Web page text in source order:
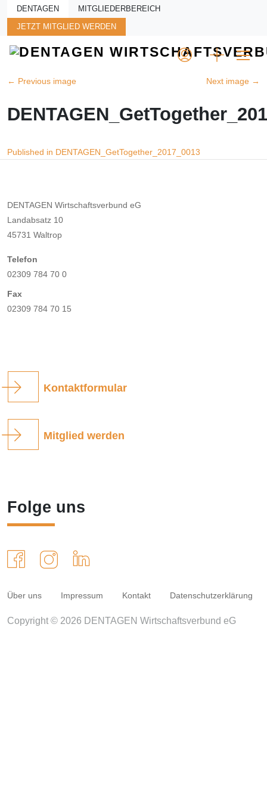
Skip to main content
DENTAGEN MITGLIEDERBEREICH
JETZT MITGLIED WERDEN
← Previous image Next image →
Beitragsnavigation
Published in DENTAGEN_GetTogether_2017_0013
DENTAGEN Wirtschaftsverbund eG
Landabsatz 10
45731 Waltrop
Telefon
02309 784 70 0
Fax
02309 784 70 15
Kontaktformular
Mitglied werden
Folge uns
Über uns Impressum Kontakt Datenschutzerklärung
Copyright © 2026 DENTAGEN Wirtschaftsverbund eG